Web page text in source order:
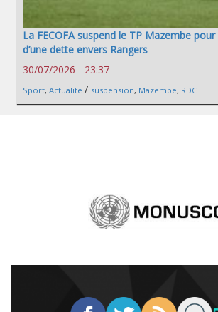
La FECOFA suspend le TP Mazembe
d’une dette envers Rangers
30/07/2026 - 23:37
Sport, Actualité / suspension, Mazembe, RDC